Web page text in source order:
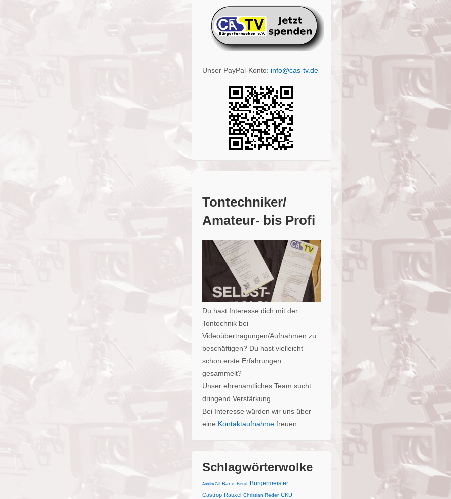
Unser PayPal-Konto: info@cas-tv.de
Tontechniker/
Amateur- bis Profi
Du hast Interesse dich mit der
Tontechnik bei
Videoübertragungen/Aufnahmen zu
beschäftigen? Du hast vielleicht
schon erste Erfahrungen
gesammelt?
Unser ehrenamtliches Team sucht
dringend Verstärkung.
Bei Interesse würden wir uns über
eine Kontaktaufnahmefreuen.
Schlagwörterwolke
Annika Gil Band Beruf Bürgermeister
Castrop-Rauxel Christian Reder CKÜ